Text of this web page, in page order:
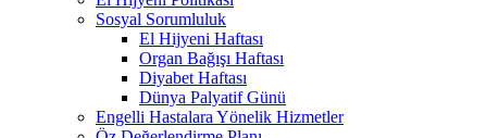
Sosyal Sorumluluk
El Hijyeni Haftası
Organ Bağışı Haftası
Diyabet Haftası
Dünya Palyatif Günü
Engelli Hastalara Yönelik Hizmetler